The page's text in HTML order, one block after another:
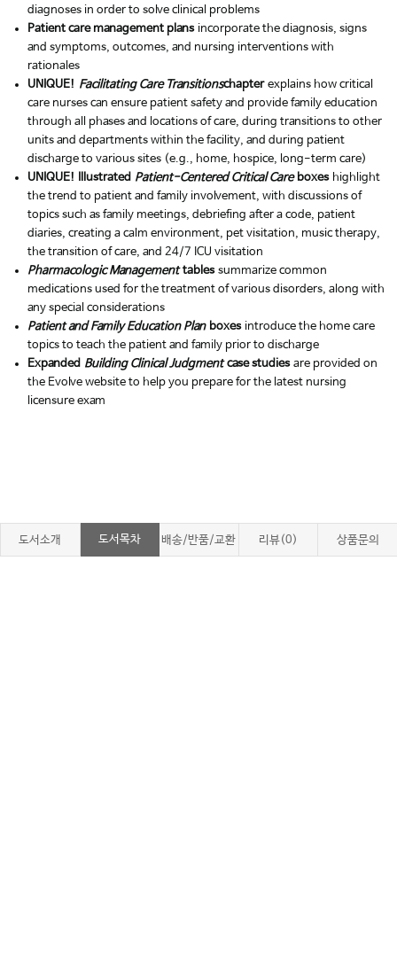
diagnoses in order to solve clinical problems
Patient care management plansincorporate the diagnosis, signs
and symptoms, outcomes, and nursing interventions with
rationales
UNIQUE! Facilitating Care Transitionschapterexplains how critical
care nurses can ensure patient safety and provide family education
through all phases and locations of care, during transitions to other
units and departments within the facility, and during patient
discharge to various sites (e.g., home, hospice, long-term care)
UNIQUE! Illustrated Patient-Centered Critical Careboxeshighlight
the trend to patient and family involvement, with discussions of
topics such as family meetings, debriefing after a code, patient
diaries, creating a calm environment, pet visitation, music therapy,
the transition of care, and 24/7 ICU visitation
Pharmacologic Managementtablessummarize common
medications used for the treatment of various disorders, along with
any special considerations
Patient and Family Education Planboxesintroduce the home care
topics to teach the patient and family prior to discharge
Expanded Building Clinical Judgmentcase studiesare provided on
the Evolve website to help you prepare for the latest nursing
licensure exam
도서소개 도서목차 배송/반품/교환 리뷰(0) 상품문의